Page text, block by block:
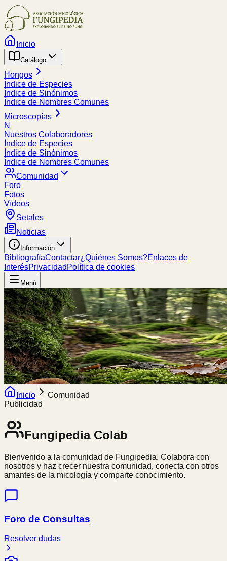
Inicio
Catálogo
Hongos
Índice de Especies
Índice de Sinónimos
Índice de Nombres Comunes
Microscopías
N
Nuestros Colaboradores
Índice de Especies
Índice de Sinónimos
Índice de Nombres Comunes
Comunidad
Foro
Fotos
Vídeos
Setales
Noticias
Información
BibliografíaContactar¿Quiénes Somos?Enlaces de
InterésPrivacidad Política de cookies
Menú
Inicio
Comunidad
Publicidad
FungipediaColab
Bienvenido a la comunidad de Fungipedia. Colabora con
nosotros y haz crecer nuestra comunidad, conecta con otros
amantes de la micología y comparte conocimiento.
Foro de Consultas
Resolver dudas